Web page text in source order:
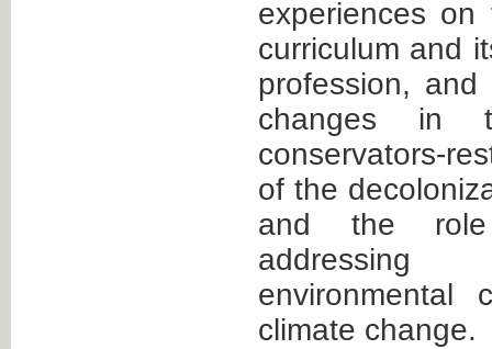
experiences
curriculum and
profession, and
changes in
conservators-
of the
and the
environmental
climate change.